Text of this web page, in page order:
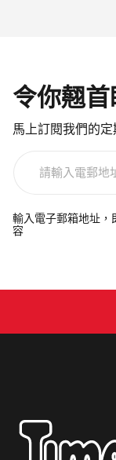
令你翹
馬上訂閱我們的
電
郵
輸入電子郵箱地址，
容